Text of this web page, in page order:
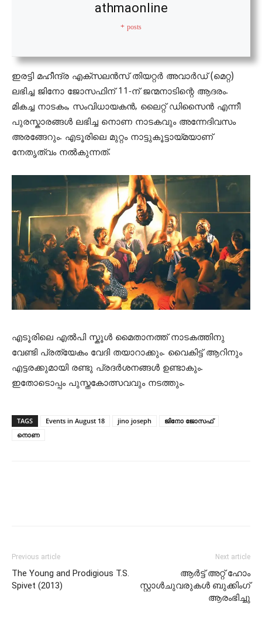
athmaonline
+ posts
ഇരട്ടി മഹീന്ദ്ര എക്സലന്‍സ് തിയറ്റര്‍ അവാര്‍ഡ്‌ (മെറ്റ)
ലഭിച്ച ജിനോ ജോസഫിന് 11-ന് ജന്മനാടിന്റെ ആദരം.
മികച്ച നാടകം, സംവിധായകന്‍, ലൈറ്റ് ഡിസൈന്‍ എന്നീ
പുരസ്കാരങ്ങള്‍ ലഭിച്ച നൊണ നാടകവും അന്നേദിവസം
അരങ്ങേറും. എടൂരിലെ മുറ്റം നാട്ടുകൂട്ടായ്മയാണ്
നേതൃത്വം നല്‍കുന്നത്.
എടൂരിലെ എല്‍പി സ്കൂള്‍ മൈതാനത്ത് നാടകത്തിനു
വേണ്ടി പ്രത്യേകം വേദി തയാറാക്കും. വൈകിട്ട് ആറിനും
എട്ടരക്കുമായി രണ്ടു പ്രദര്‍ശനങ്ങള്‍ ഉണ്ടാകും.
ഇതോടൊപ്പം പുസ്തകോത്സവവും നടത്തും.
TAGS Events in August 18 jino joseph
ജിനോ ജോസഫ്‌
നൊണ
Previous article
The Young and Prodigious T.S.
Spivet (2013)
Next article
ആര്‍ട്ട് അറ്റ് ഹോം
സ്റ്റാള്‍ചുവരുകള്‍ ബുക്കിംഗ്
ആരംഭിച്ചു